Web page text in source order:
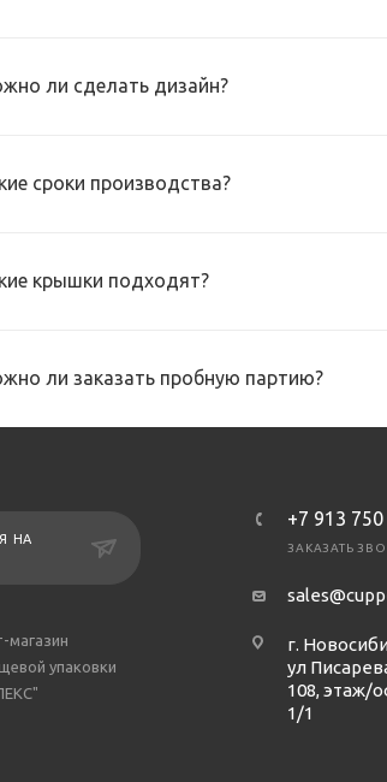
ли сделать дизайн?
сроки производства?
крышки подходят?
ли заказать пробную партию?
НА
магазин
упаковки
+7 913
ЗАКАЗАТЬ
г.
ул
108, этаж/
1/1